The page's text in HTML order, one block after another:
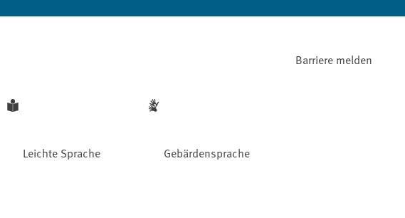
Leichte Sprache Gebärdensprache
Barriere melden